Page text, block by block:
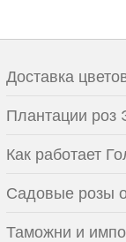
Доставка
Плантации роз
Как работает
Садовые розы
Таможни и